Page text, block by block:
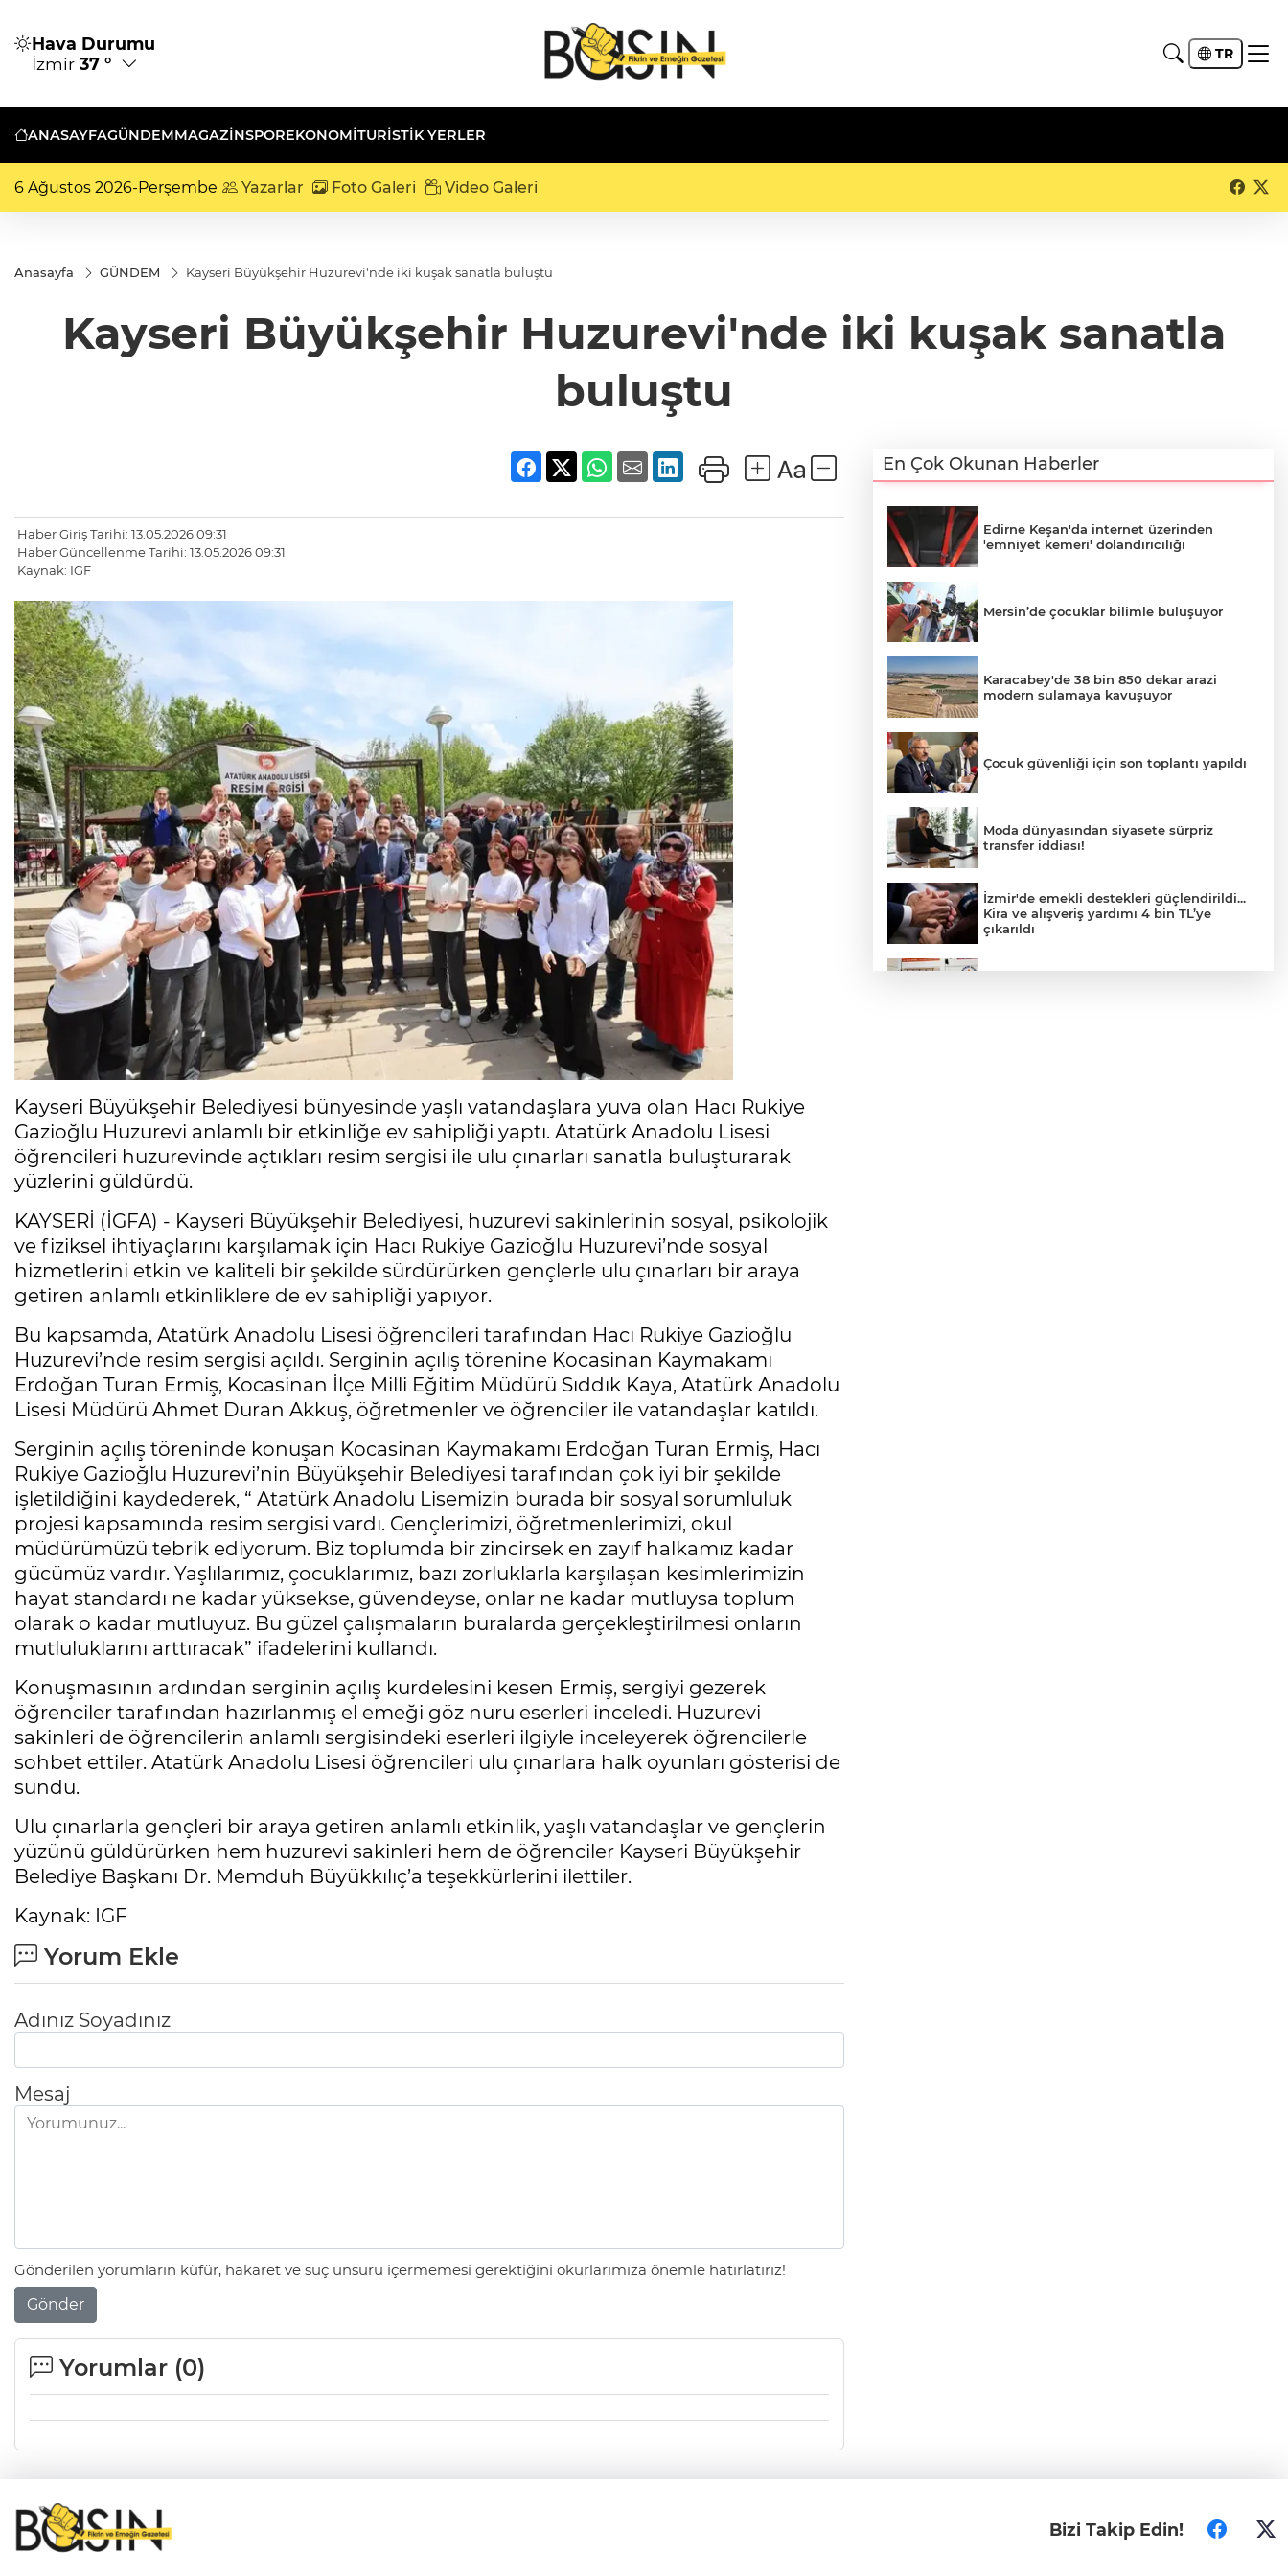
Hava Durumu
İzmir 37 ° TR
ANASAYFAGÜNDEMMAGAZİNSPOREKONOMİTURISTIK YERLER
6 Ağustos 2026-Perşembe Yazarlar Foto Galeri Video Galeri
Anasayfa GÜNDEM Kayseri Büyükşehir Huzurevi'nde iki kuşak sanatla buluştu
Kayseri Büyükşehir Huzurevi'nde iki kuşak sanatla
buluştu
Haber Giriş Tarihi: 13.05.2026 09:31
Haber Güncellenme Tarihi: 13.05.2026 09:31
Kaynak: IGF
Kayseri Büyükşehir Belediyesi bünyesinde yaşlı vatandaşlara yuva olan Hacı Rukiye
Gazioğlu Huzurevi anlamlı bir etkinliğe ev sahipliği yaptı. Atatürk Anadolu Lisesi
öğrencileri huzurevinde açtıkları resim sergisi ile ulu çınarları sanatla buluşturarak
yüzlerini güldürdü.
KAYSERİ (İGFA) - Kayseri Büyükşehir Belediyesi, huzurevi sakinlerinin sosyal, psikolojik
ve fiziksel ihtiyaçlarını karşılamak için Hacı Rukiye Gazioğlu Huzurevi’nde sosyal
hizmetlerini etkin ve kaliteli bir şekilde sürdürürken gençlerle ulu çınarları bir araya
getiren anlamlı etkinliklere de ev sahipliği yapıyor.
Bu kapsamda, Atatürk Anadolu Lisesi öğrencileri tarafından Hacı Rukiye Gazioğlu
Huzurevi’nde resim sergisi açıldı. Serginin açılış törenine Kocasinan Kaymakamı
Erdoğan Turan Ermiş, Kocasinan İlçe Milli Eğitim Müdürü Sıddık Kaya, Atatürk Anadolu
Lisesi Müdürü Ahmet Duran Akkuş, öğretmenler ve öğrenciler ile vatandaşlar katıldı.
Serginin açılış töreninde konuşan Kocasinan Kaymakamı Erdoğan Turan Ermiş, Hacı
Rukiye Gazioğlu Huzurevi’nin Büyükşehir Belediyesi tarafından çok iyi bir şekilde
işletildiğini kaydederek, “ Atatürk Anadolu Lisemizin burada bir sosyal sorumluluk
projesi kapsamında resim sergisi vardı. Gençlerimizi, öğretmenlerimizi, okul
müdürümüzü tebrik ediyorum. Biz toplumda bir zincirsek en zayıf halkamız kadar
gücümüz vardır. Yaşlılarımız, çocuklarımız, bazı zorluklarla karşılaşan kesimlerimizin
hayat standardı ne kadar yüksekse, güvendeyse, onlar ne kadar mutluysa toplum
olarak o kadar mutluyuz. Bu güzel çalışmaların buralarda gerçekleştirilmesi onların
mutluluklarını arttıracak” ifadelerini kullandı.
Konuşmasının ardından serginin açılış kurdelesini kesen Ermiş, sergiyi gezerek
öğrenciler tarafından hazırlanmış el emeği göz nuru eserleri inceledi. Huzurevi
sakinleri de öğrencilerin anlamlı sergisindeki eserleri ilgiyle inceleyerek öğrencilerle
sohbet ettiler. Atatürk Anadolu Lisesi öğrencileri ulu çınarlara halk oyunları gösterisi de
sundu.
Ulu çınarlarla gençleri bir araya getiren anlamlı etkinlik, yaşlı vatandaşlar ve gençlerin
yüzünü güldürürken hem huzurevi sakinleri hem de öğrenciler Kayseri Büyükşehir
Belediye Başkanı Dr. Memduh Büyükkılıç’a teşekkürlerini ilettiler.
Kaynak: IGF
Yorum Ekle
Adınız Soyadınız
Mesaj
Gönderilen yorumların küfür, hakaret ve suç unsuru içermemesi gerektiğini okurlarımıza önemle hatırlatırız!
Gönder
Yorumlar (0)
En Çok Okunan Haberler
Edirne Keşan'da internet üzerinden
'emniyet kemeri' dolandırıcılığı
Mersin’de çocuklar bilimle buluşuyor
Karacabey'de 38 bin 850 dekar arazi
modern sulamaya kavuşuyor
Çocuk güvenliği için son toplantı yapıldı
Moda dünyasından siyasete sürpriz
transfer iddiası!
İzmir'de emekli destekleri güçlendirildi...
Kira ve alışveriş yardımı 4 bin TL’ye
çıkarıldı
Bizi Takip Edin!